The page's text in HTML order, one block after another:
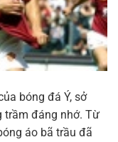
bóng đá Ý, sở
trầm đáng nhớ. Từ
áo bã trầu đã